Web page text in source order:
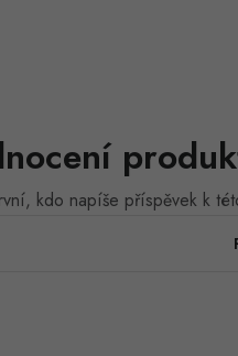
kdo napíše příspěvek k